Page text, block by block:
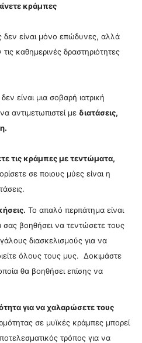
κράμπες
δεν είναι μόνο επώδυνες, αλλά
καθημερινές δραστηριότητες
είναι μια σοβαρή ιατρική
αντιμετωπιστεί με διατάσεις,
τις κράμπες με τεντώματα,
σε ποιους μύες είναι η
Το απαλό περπάτημα είναι
βοηθήσει να τεντώσετε τους
διασκελισμούς για να
όλους τους μυς. Δοκιμάστε
θα βοηθήσει επίσης να
για να χαλαρώσετε τους
σε μυϊκές κράμπες μπορεί
τρόπος για να